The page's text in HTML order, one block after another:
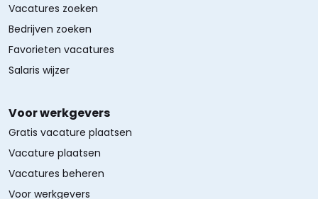
Vacatures zoeken
Bedrijven zoeken
Favorieten vacatures
Salaris wijzer
Voor werkgevers
Gratis vacature plaatsen
Vacature plaatsen
Vacatures beheren
Voor werkgevers